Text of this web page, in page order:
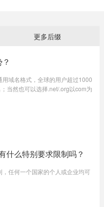
更多后缀
域名格式，全球的用户超过1000
当然也可以选择.net/.org以com为
什么特别要求限制吗？
任何一个国家的个人或企业均可